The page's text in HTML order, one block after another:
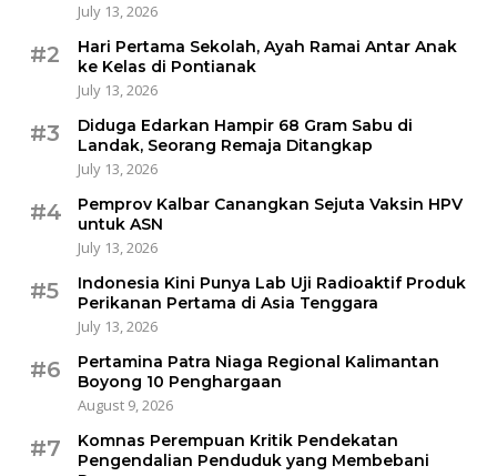
July 13, 2026
#2
Hari Pertama Sekolah, Ayah Ramai Antar Anak
ke Kelas di Pontianak
July 13, 2026
#3
Diduga Edarkan Hampir 68 Gram Sabu di
Landak, Seorang Remaja Ditangkap
July 13, 2026
#4
Pemprov Kalbar Canangkan Sejuta Vaksin HPV
untuk ASN
July 13, 2026
#5
Indonesia Kini Punya Lab Uji Radioaktif Produk
Perikanan Pertama di Asia Tenggara
July 13, 2026
#6
Pertamina Patra Niaga Regional Kalimantan
Boyong 10 Penghargaan
August 9, 2026
#7
Komnas Perempuan Kritik Pendekatan
Pengendalian Penduduk yang Membebani